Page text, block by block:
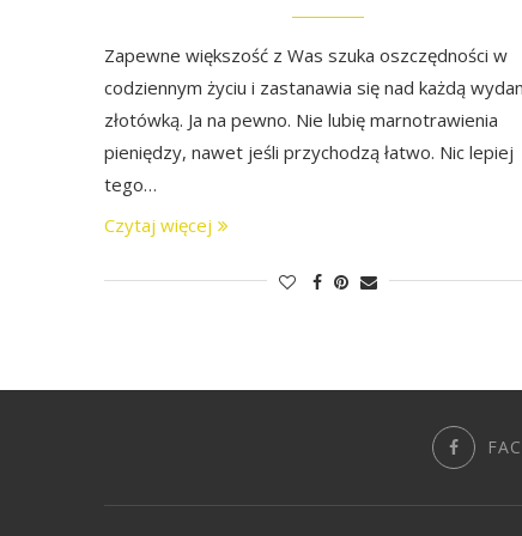
Zapewne większość z Was szuka oszczędności w
codziennym życiu i zastanawia się nad każdą
złotówką. Ja na pewno. Nie lubię marnotrawienia
pieniędzy, nawet jeśli przychodzą łatwo. Nic lepiej
tego…
Czytaj więcej